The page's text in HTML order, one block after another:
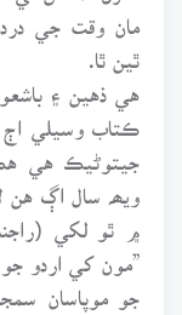
مان وقت جي درد
ٿين ٿا.
هي ذهين ۽
ڪتاب وسيلي اڄ
جيتوڻيڪ هي
ويھہ سال اڳ هن
۾ ٿو لکي
”مون کي اردو
جو موپاسان